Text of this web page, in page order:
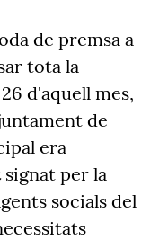
de premsa a
tota la
d'aquell mes,
de
era
signat per la
socials del